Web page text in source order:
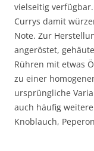
vielseitig
Currys damit
Note. Zur
angeröstet,
Rühren mit etwas
zu einer
ursprüngliche
auch häufig
Knoblauch,